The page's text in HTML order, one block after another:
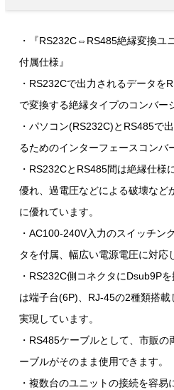
・『RS232C⇔RS485絶縁変換ユ
付属仕様』
・RS232Cで出力されるデータを
で変換する絶縁タイプのコンバー
・パソコン(RS232C)とRS485で
るためのインターフェースコンバ
・RS232CとRS485間は絶縁仕様
優れ、過電圧などによる破壊など
に優れています。
・AC100-240V入力のスイッチン
タを付属、幅広い電源電圧に対応
・RS232C側コネクタにDsub9P
は端子台(6P)、RJ-45の2種類搭
実現しています。
・RS485ケーブルとして、市販
ーブルがそのまま使用できます。
・複数台のユニットの接続を容